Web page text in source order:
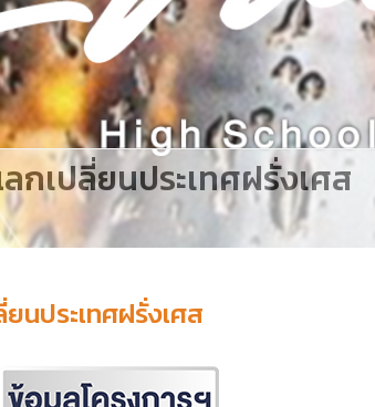
กเปลี่ยนประเทศฝรั่งเศส
นประเทศฝรั่งเศส